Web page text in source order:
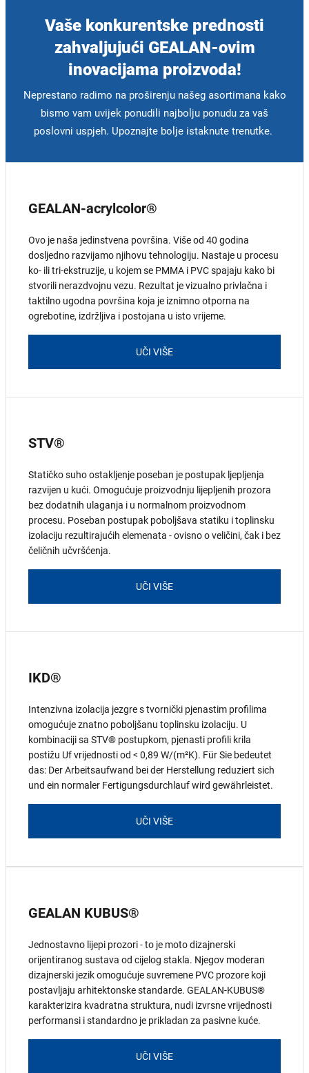
Vaše konkurentske prednosti
zahvaljujući GEALAN-ovim
inovacijama proizvoda!
Neprestano radimo na proširenju našeg asortimana kako
bismo vam uvijek ponudili najbolju ponudu za vaš
poslovni uspjeh. Upoznajte bolje istaknute trenutke.
GEALAN-acrylcolor®
Ovo je naša jedinstvena površina. Više od 40 godina
dosljedno razvijamo njihovu tehnologiju. Nastaje u procesu
ko- ili tri-ekstruzije, u kojem se PMMA i PVC spajaju kako bi
stvorili nerazdvojnu vezu. Rezultat je vizualno privlačna i
taktilno ugodna površina koja je iznimno otporna na
ogrebotine, izdržljiva i postojana u isto vrijeme.
UČI VIŠE
STV®
Statičko suho ostakljenje poseban je postupak ljepljenja
razvijen u kući. Omogućuje proizvodnju lijepljenih prozora
bez dodatnih ulaganja i u normalnom proizvodnom
procesu. Poseban postupak poboljšava statiku i toplinsku
izolaciju rezultirajućih elemenata - ovisno o veličini, čak i bez
čeličnih učvršćenja.
UČI VIŠE
IKD®
Intenzivna izolacija jezgre s tvornički pjenastim profilima
omogućuje znatno poboljšanu toplinsku izolaciju. U
kombinaciji sa STV® postupkom, pjenasti profili krila
postižu Uf vrijednosti od < 0,89 W/(m²K). Für Sie bedeutet
das: Der Arbeitsaufwand bei der Herstellung reduziert sich
und ein normaler Fertigungsdurchlauf wird gewährleistet.
UČI VIŠE
GEALAN KUBUS®
Jednostavno lijepi prozori - to je moto dizajnerski
orijentiranog sustava od cijelog stakla. Njegov moderan
dizajnerski jezik omogućuje suvremene PVC prozore koji
postavljaju arhitektonske standarde. GEALAN-KUBUS®
karakterizira kvadratna struktura, nudi izvrsne vrijednosti
performansi i standardno je prikladan za pasivne kuće.
UČI VIŠE